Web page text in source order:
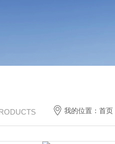
我的位置：首页